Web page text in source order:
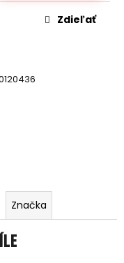
Zdieľať
Značka